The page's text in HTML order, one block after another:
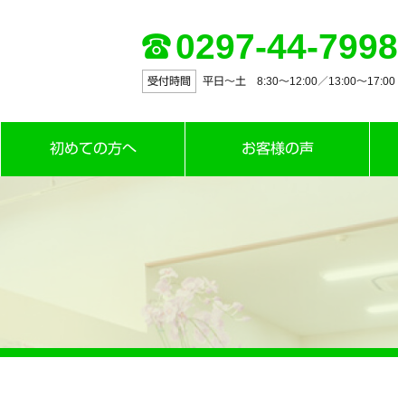
0297-44-7998
受付時間 平日～土 8:30〜12:00／13:00〜17:00
初めての方へ お客様の声